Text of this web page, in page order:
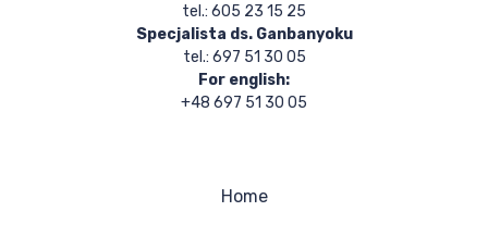
tel.: 605 23 15 25
Specjalista ds. Ganbanyoku
tel.: 697 51 30 05
For english:
+48 697 51 30 05
Home